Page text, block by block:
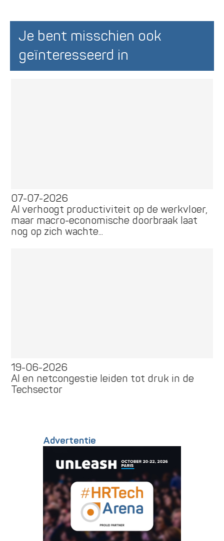
Je bent misschien ook
geïnteresseerd in
07-07-2026
AI verhoogt productiviteit op de werkvloer,
maar macro-economische doorbraak laat
nog op zich wachte...
19-06-2026
AI en netcongestie leiden tot druk in de
Techsector
Advertentie